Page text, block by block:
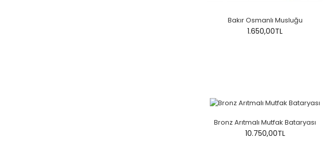
Bakır Osmanlı Musluğu
1.650,00TL
Bronz Arıtmalı Mutfak Bataryası
10.750,00TL